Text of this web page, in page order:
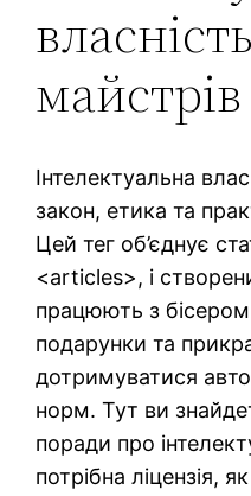
майстрів
Інтелектуальна
закон, етика та
Цей тег об’єднує
<articles>, і
працюють з
подарунки та
дотримуватися
норм. Тут ви
поради про
потрібна ліцензія,